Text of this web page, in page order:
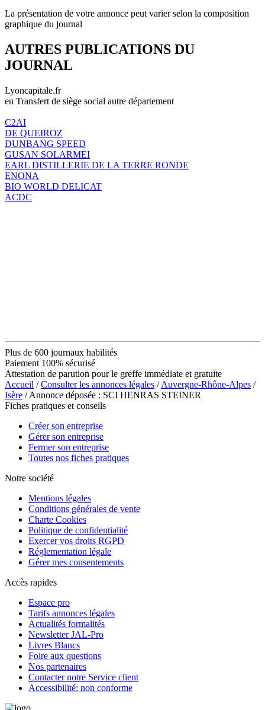
La présentation de votre annonce peut varier selon la composition
graphique du journal
AUTRES PUBLICATIONS DU
JOURNAL
Lyoncapitale.fr
en Transfert de siège social autre département
C2AI
DE QUEIROZ
DUNBANG SPEED
GUSAN SOLARMEI
EARL DISTILLERIE DE LA TERRE RONDE
ENONA
BIO WORLD DELICAT
ACDC
Plus de 600 journaux habilités
Paiement 100% sécurisé
Attestation de parution pour le greffe immédiate et gratuite
Accueil /Consulter les annonces légales /Auvergne-Rhône-Alpes /
Isère / Annonce déposée : SCI HENRAS STEINER
Fiches pratiques et conseils
Créer son entreprise
Gérer son entreprise
Fermer son entreprise
Toutes nos fiches pratiques
Notre société
Mentions légales
Conditions générales de vente
Charte Cookies
Politique de confidentialité
Exercer vos droits RGPD
Réglementation légale
Gérer mes consentements
Accès rapides
Espace pro
Tarifs annonces légales
Actualités formalités
Newsletter JAL-Pro
Livres Blancs
Foire aux questions
Nos partenaires
Contacter notre Service client
Accessibilité: non conforme